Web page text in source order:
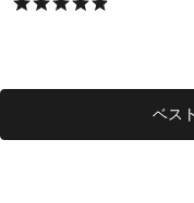
ベス